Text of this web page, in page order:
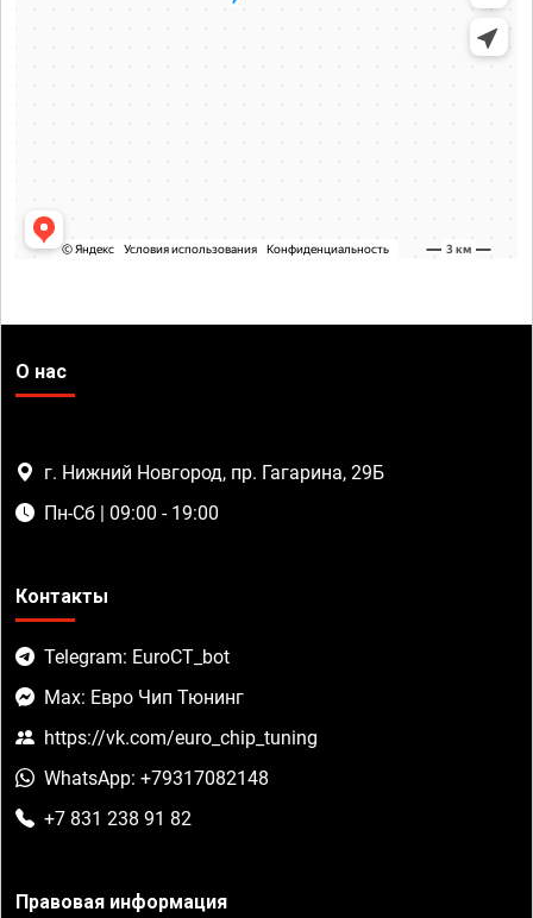
О нас
г. Нижний Новгород, пр. Гагарина, 29Б
Пн-Сб | 09:00 - 19:00
Контакты
Telegram: EuroCT_bot
Max: Евро Чип Тюнинг
https://vk.com/euro_chip_tuning
WhatsApp: +79317082148
+7 831 238 91 82
Правовая информация